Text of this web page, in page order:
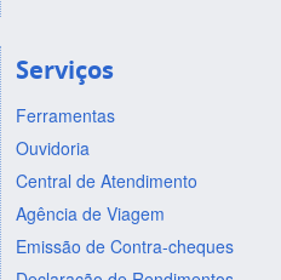
Serviços
Ferramentas
Ouvidoria
Central de Atendimento
Agência de Viagem
Emissão de Contra-cheques